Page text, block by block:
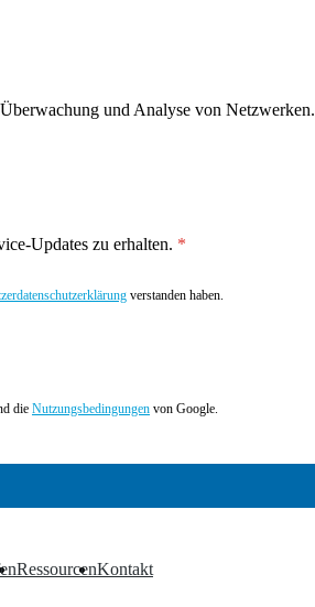
und Analyse von Netzwerken.
Updates zu erhalten.
verstanden haben.
die Nutzungsbedingungen von Google.
Ressourcen
▼ Kontakt
▼